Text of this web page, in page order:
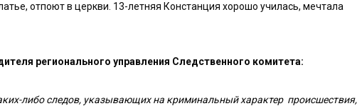
отпоют в церкви. 13-летняя Констанция хорошо училась, мечтала
регионального управления Следственного комитета:
либо следов, указывающих на криминальный характер происшествия,